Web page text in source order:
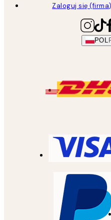
Zaloguj się (firma)
POL